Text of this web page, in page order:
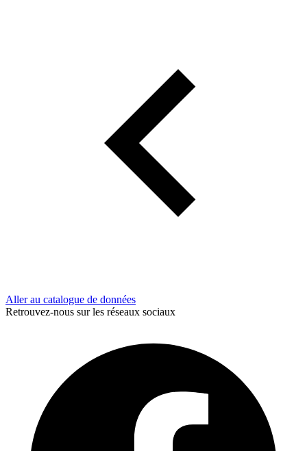
Aller au catalogue de données
Retrouvez-nous sur les réseaux sociaux